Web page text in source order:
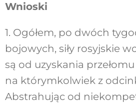
Wnioski
1. Ogółem, po dwóch
bojowych, siły rosyjskie
są od uzyskania
na którymkolwiek z
Abstrahując od